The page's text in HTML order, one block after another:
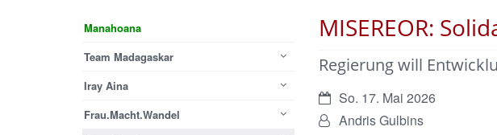
MISEREOR:
Regierung will
Datum:So. 17. Mai 2026
Von:Andris Gulbins
Manahoana
Team Madagaskar
Iray Aina
Frau.Macht.Wandel